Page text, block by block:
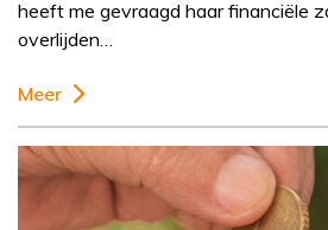
heeft me gevraagd haar financiële
overlijden…
Meer